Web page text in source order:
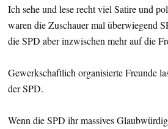
Ich sehe und lese recht viel Satire und
waren die Zuschauer mal überwiegend
die SPD aber inzwischen mehr auf die
Gewerkschaftlich organisierte Freunde
der SPD.
Wenn die SPD ihr massives